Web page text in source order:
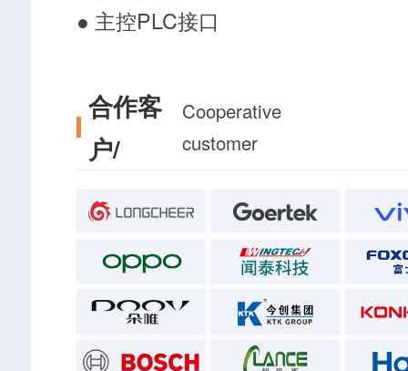
● 主控PLC接口
合作客
户/
Cooperative
customer